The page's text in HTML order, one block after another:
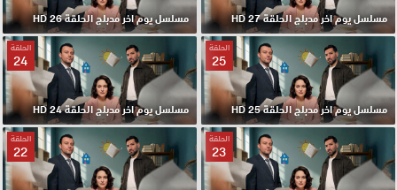
مسلسل يوم اخر مدبلج الحلقة 27 HD مسلسل يوم اخر مدبلج الحلقة 26 HD
الحلقة
25
مسلسل يوم اخر مدبلج الحلقة 25 HD
الحلقة
24
مسلسل يوم اخر مدبلج الحلقة 24 HD
الحلقة
23
الحلقة
22